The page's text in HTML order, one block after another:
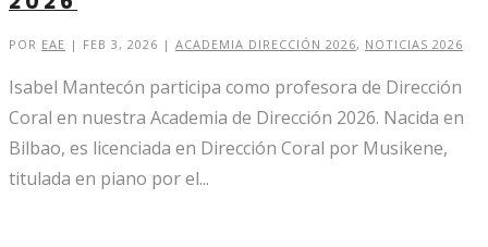
POR EAE | FEB 3, 2026 | ACADEMIA DIRECCIÓN 2026, NOTICIAS 2026
Isabel Mantecón participa como profesora de Dirección
Coral en nuestra Academia de Dirección 2026. Nacida en
Bilbao, es licenciada en Dirección Coral por Musikene,
titulada en piano por el...